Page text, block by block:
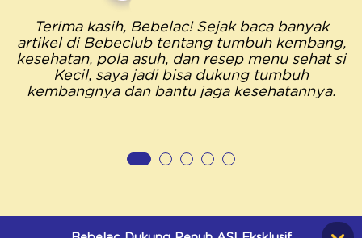
Terima kasih, Bebelac! Sejak baca banyak
artikel di Bebeclub tentang tumbuh kembang,
kesehatan, pola asuh, dan resep menu sehat si
Kecil, saya jadi bisa dukung tumbuh
kembangnya dan bantu jaga kesehatannya.